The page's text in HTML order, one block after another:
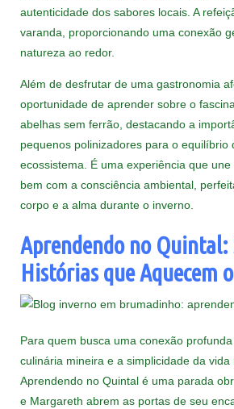
autenticidade dos sabores locais. A
varanda, proporcionando uma conexão
natureza ao redor.
Além de desfrutar de uma gastronomia
oportunidade de aprender sobre o
abelhas sem ferrão, destacando a
pequenos polinizadores para o equilíbrio
ecossistema. É uma experiência que
bem com a consciência ambiental,
corpo e a alma durante o inverno.
Aprendendo no Quintal:
Histórias que Aquecem
Para quem busca uma conexão
culinária mineira e a simplicidade da vida
Aprendendo no Quintal é uma parada
e Margareth abrem as portas de seu